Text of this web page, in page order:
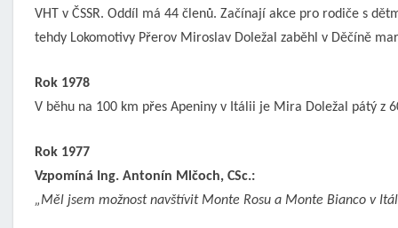
VHT v ČSSR. Oddíl má 44 členů. Začínají akce pro rodiče s
tehdy Lokomotivy Přerov Miroslav Doležal zaběhl v Děčíně
Rok 1978
V běhu na 100 km přes Apeniny v Itálii je Mira Doležal pátý z
Rok 1977
Vzpomíná Ing. Antonín Mlčoch, CSc.:
„Měl jsem možnost navštívit Monte Rosu a Monte Bianco v